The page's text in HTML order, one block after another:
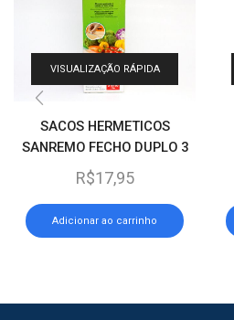
VISUALIZAÇÃO RÁPIDA
SACOS HERMETICOS
SANREMO FECHO DUPLO 3
LITROS C/8 (REF. SR374)
R$17,95
Adicionar ao carrinho